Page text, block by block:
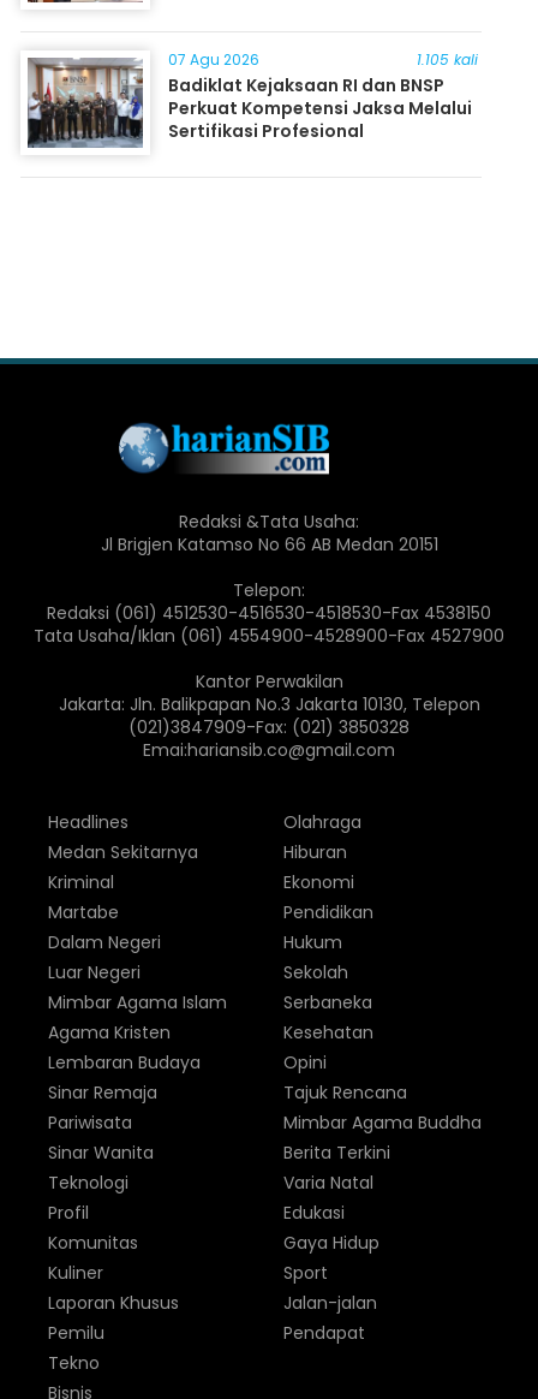
07 Agu 2026 1.105 kali
Badiklat Kejaksaan RI dan BNSP
Perkuat Kompetensi Jaksa Melalui
Sertifikasi Profesional
Redaksi &Tata Usaha:
Jl Brigjen Katamso No 66 AB Medan 20151
Telepon:
Redaksi (061) 4512530-4516530-4518530-Fax 4538150
Tata Usaha/Iklan (061) 4554900-4528900-Fax 4527900
Kantor Perwakilan
Jakarta: Jln. Balikpapan No.3 Jakarta 10130, Telepon
(021)3847909-Fax: (021) 3850328
Emai:hariansib.co@gmail.com
Headlines
Medan Sekitarnya
Kriminal
Martabe
Dalam Negeri
Luar Negeri
Olahraga
Hiburan
Ekonomi
Pendidikan
Hukum
Sekolah
Mimbar Agama Islam
Agama Kristen
Lembaran Budaya
Sinar Remaja
Pariwisata
Sinar Wanita
Serbaneka
Kesehatan
Opini
Tajuk Rencana
Mimbar Agama Buddha
Berita Terkini
Teknologi
Profil
Komunitas
Kuliner
Laporan Khusus
Pemilu
Varia Natal
Edukasi
Gaya Hidup
Sport
Jalan-jalan
Pendapat
Tekno
Bisnis